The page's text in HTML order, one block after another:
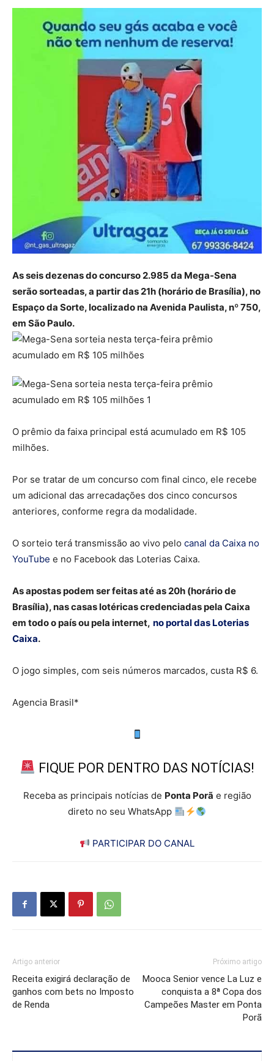
As seis dezenas do concurso 2.985 da Mega-Sena
serão sorteadas, a partir das 21h (horário de Brasília), no
Espaço da Sorte, localizado na Avenida Paulista, nº 750,
em São Paulo.
O prêmio da faixa principal está acumulado em R$ 105
milhões.
Por se tratar de um concurso com final cinco, ele recebe
um adicional das arrecadações dos cinco concursos
anteriores, conforme regra da modalidade.
O sorteio terá transmissão ao vivo pelo canal da Caixa no
YouTube e no Facebook das Loterias Caixa.
As apostas podem ser feitas até as 20h (horário de
Brasília), nas casas lotéricas credenciadas pela Caixa
em todo o país ou pela internet, no portal das Loterias
Caixa.
O jogo simples, com seis números marcados, custa R$ 6.
Agencia Brasil*
FIQUE POR DENTRO DAS NOTÍCIAS!
Receba as principais notícias de Ponta Porã e região
direto no seu WhatsApp
PARTICIPAR DO CANAL
Artigo anterior
Receita exigirá declaração de
ganhos com bets no Imposto
de Renda
Próximo artigo
Mooca Senior vence La Luz e
conquista a 8ª Copa dos
Campeões Master em Ponta
Porã